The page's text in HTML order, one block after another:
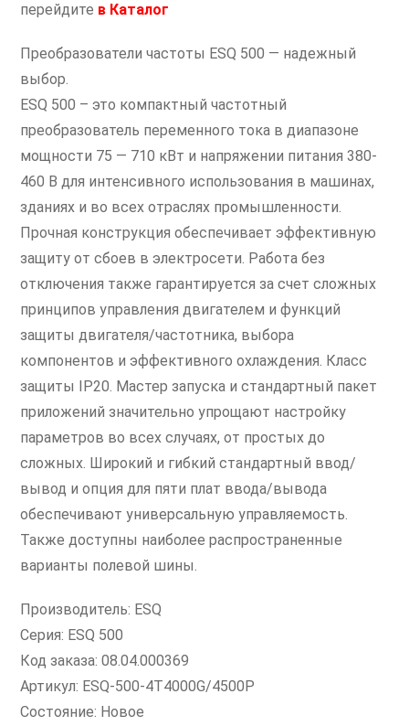
перейдите в Каталог
Преобразователи частоты ESQ 500 — надежный
выбор.
ESQ 500 – это компактный частотный
преобразователь переменного тока в диапазоне
мощности 75 — 710 кВт и напряжении питания 380-
460 В для интенсивного использования в машинах,
зданиях и во всех отраслях промышленности.
Прочная конструкция обеспечивает эффективную
защиту от сбоев в электросети. Работа без
отключения также гарантируется за счет сложных
принципов управления двигателем и функций
защиты двигателя/частотника, выбора
компонентов и эффективного охлаждения. Класс
защиты IP20. Мастер запуска и стандартный пакет
приложений значительно упрощают настройку
параметров во всех случаях, от простых до
сложных. Широкий и гибкий стандартный ввод/
вывод и опция для пяти плат ввода/вывода
обеспечивают универсальную управляемость.
Также доступны наиболее распространенные
варианты полевой шины.
Производитель: ESQ
Серия: ESQ 500
Код заказа: 08.04.000369
Артикул: ESQ-500-4T4000G/4500P
Состояние: Новое